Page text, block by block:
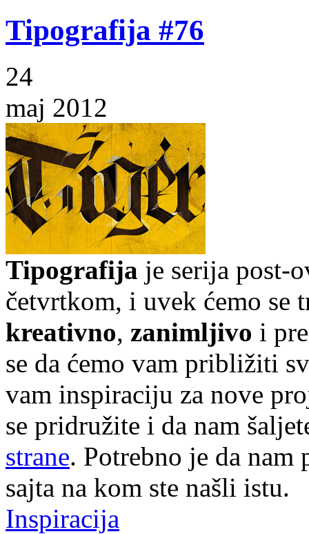
Tipografija #76
24
maj 2012
Tipografija je serija post-
četvrtkom, i uvek ćemo se
kreativno, zanimljivo i
se da ćemo vam približiti
vam inspiraciju za nove
se pridružite i da nam
strane. Potrebno je da
sajta na kom ste našli istu.
Inspiracija